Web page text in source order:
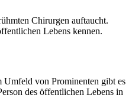
Chirurgen auftaucht.
Lebens kennen.
Umfeld von Prominenten gibt es
des öffentlichen Lebens in